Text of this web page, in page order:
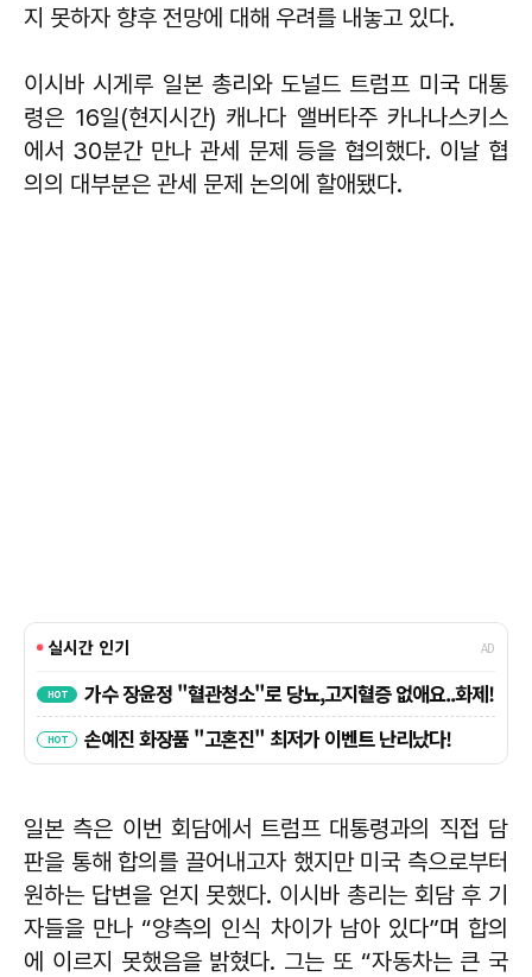
지 못하자 향후 전망에 대해 우려를 내놓고 있다.
이시바 시게루 일본 총리와 도널드 트럼프 미국 대통
령은 16일(현지시간) 캐나다 앨버타주 카나나스키스
에서 30분간 만나 관세 문제 등을 협의했다. 이날 협
의의 대부분은 관세 문제 논의에 할애됐다.
일본 측은 이번 회담에서 트럼프 대통령과의 직접 담
판을 통해 합의를 끌어내고자 했지만 미국 측으로부터
원하는 답변을 얻지 못했다. 이시바 총리는 회담 후 기
자들을 만나 “양측의 인식 차이가 남아 있다”며 합의
에 이르지 못했음을 밝혔다. 그는 또 “자동차는 큰 국